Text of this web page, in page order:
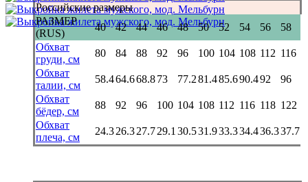
Российские размеры
РАЗМЕР
(RUS)
40 42 44 46 48 50 52 54 56
58
Обхват
груди, см
80 84 88 92 96 100 104 108 112 116
Обхват
талии, см
58.464.668.873 77.281.485.690.492
96
Обхват
бёдер, см
88 92 96 100 104 108 112 116 118 122
Обхват
плеча, см
24.326.327.729.1 30.531.933.334.436.337.7